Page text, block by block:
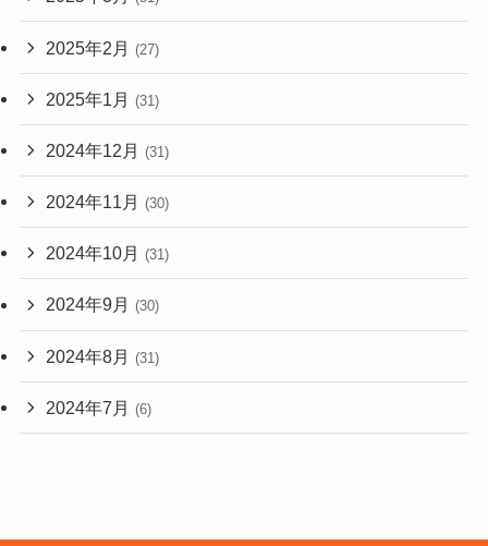
2025年2月 (27)
2025年1月 (31)
2024年12月 (31)
2024年11月 (30)
2024年10月 (31)
2024年9月 (30)
2024年8月 (31)
2024年7月 (6)